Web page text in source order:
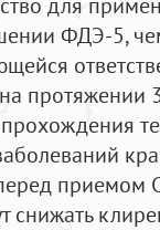
ФДЭ-5,
протяжении
приемом
снижать